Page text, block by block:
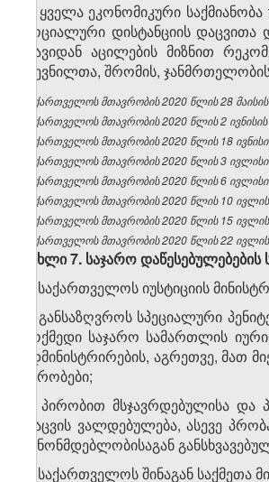
8. ყველა ეკონომიკური
სოციალური დისტანციის
თავიდან აცილების მიზნით
დევნილთა, შრომის,
საქართველოს მთავრობის 2020 წლის 28
საქართველოს მთავრობის 2020 წლის 2
საქართველოს მთავრობის 2020 წლის 18
საქართველოს მთავრობის 2020 წლის 3
საქართველოს მთავრობის 2020 წლის 6
საქართველოს მთავრობის 2020 წლის 10
საქართველოს მთავრობის 2020 წლის 15
საქართველოს მთავრობის 2020 წლის 22
მუხლი 7. საჯარო დაწესებულებების
1. საქართველოს იუსტიციის
ა) განსაზღვროს სპეციალური
მოქმედი საჯარო სამართლის
ადმინისტრირების, აგრეთვე, მათ
პირობები;
ბ) პირობით მსჯავრდებულისა
დაცვის ვალდებულება, ასევე
კანონმდებლობისაგან
2. საქართველოს შინაგან